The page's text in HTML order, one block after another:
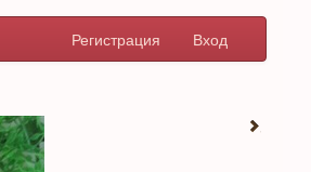
Регистрация Вход